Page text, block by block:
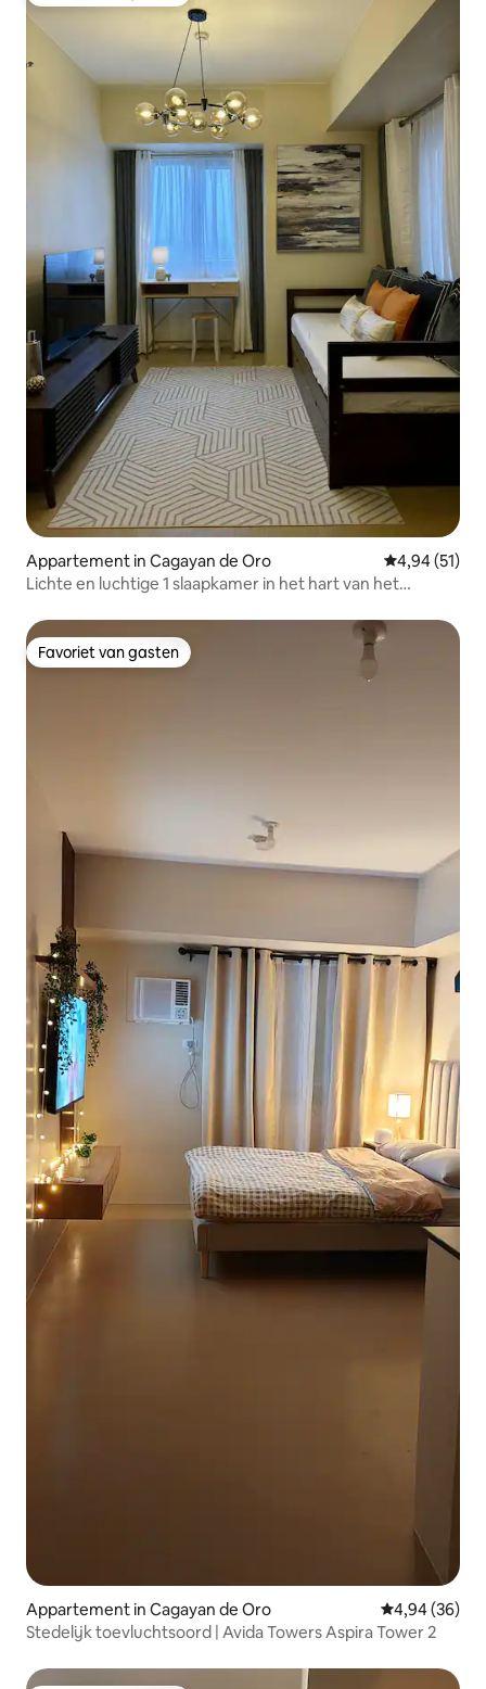
Appartement in Cagayan de Oro Gemiddelde
4,94 (51)
Lichte en luchtige 1 slaapkamer in het hart van het
Favoriet van gasten
Favoriet van gasten
Appartement in Cagayan de Oro Gemiddelde
4,94 (36)
Stedelijk toevluchtsoord | Avida Towers Aspira Tower 2